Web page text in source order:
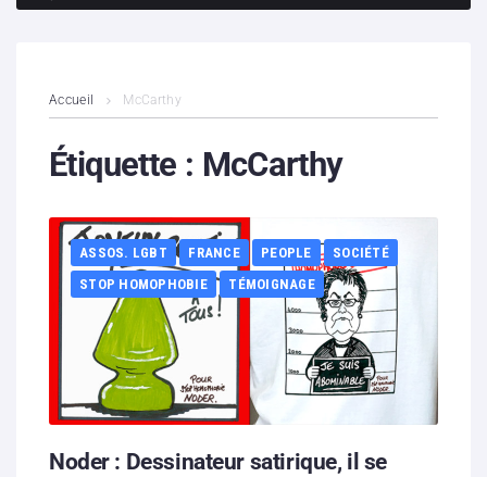
Contenus litigieux
Boutique
Hébergement solidaire
Accueil McCarthy
Étiquette : McCarthy
ASSOS. LGBT FRANCE PEOPLE
SOCIÉTÉ
STOP HOMOPHOBIE
TÉMOIGNAGE
Noder : Dessinateur satirique, il se